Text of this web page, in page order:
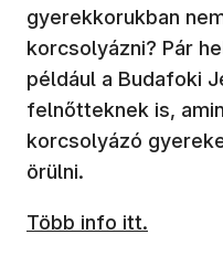
gyerekkorukban
korcsolyázni? Pár
például a Budafoki
felnőtteknek is,
korcsolyázó
örülni.
Több info itt.